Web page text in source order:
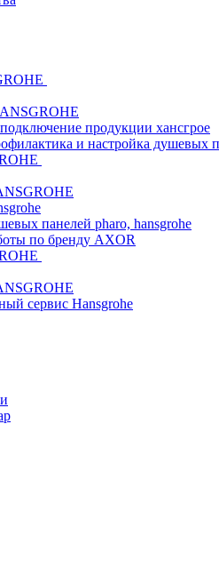
продукции хансгрое
и настройка душевых
панелей pharo, hansgrohe
по бренду AXOR
сервис Hansgrohe